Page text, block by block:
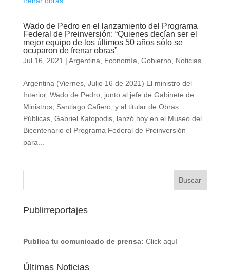
Wado de Pedro en el lanzamiento del Programa
Federal de Preinversión: “Quienes decían ser el
mejor equipo de los últimos 50 años sólo se
ocuparon de frenar obras”
Jul 16, 2021 | Argentina Economía Gobierno, Noticias
Argentina (Viernes, Julio 16 de 2021) El ministro del
Interior, Wado de Pedro; junto al jefe de Gabinete de
Ministros, Santiago Cafiero; y al titular de Obras
Públicas, Gabriel Katopodis, lanzó hoy en el Museo del
Bicentenario el Programa Federal de Preinversión
para...
Publirreportajes
Publica tu comunicado de prensa: Click aquí
Últimas Noticias